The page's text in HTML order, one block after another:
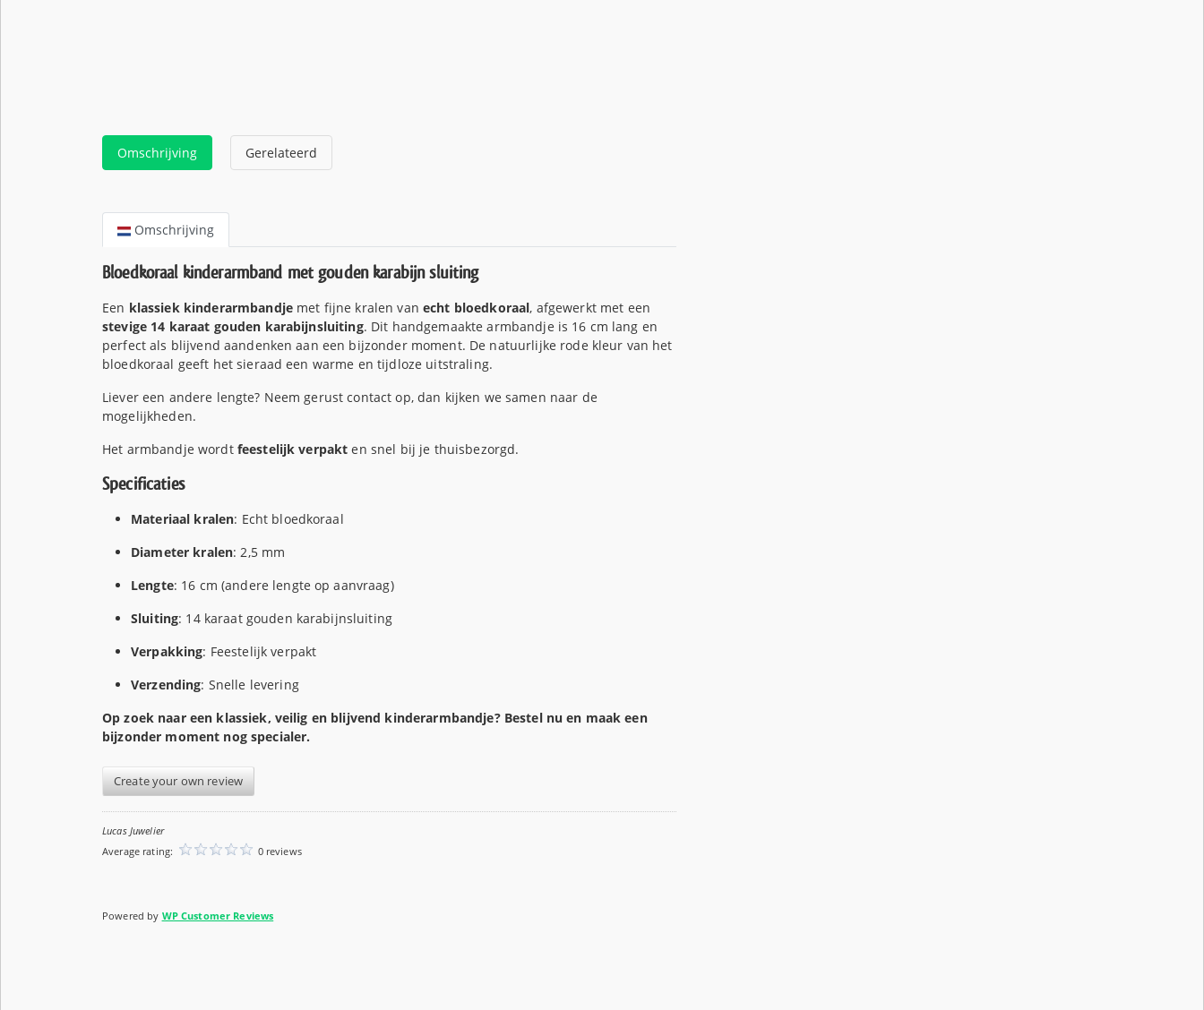
Omschrijving Gerelateerd
Omschrijving
Bloedkoraal kinderarmband met gouden karabijn sluiting
Een klassiek kinderarmbandjemet fijne kralen vanecht bloedkoraal, afgewerkt met een
stevige 14 karaat gouden karabijnsluiting. Dit handgemaakte armbandje is 16 cm lang en
perfect als blijvend aandenken aan een bijzonder moment. De natuurlijke rode kleur van het
bloedkoraal geeft het sieraad een warme en tijdloze uitstraling.
Liever een andere lengte? Neem gerust contact op, dan kijken we samen naar de
mogelijkheden.
Het armbandje wordt feestelijk verpakt en snel bij je thuisbezorgd.
Specificaties
Materiaal kralen: Echt bloedkoraal
Diameter kralen: 2,5 mm
Lengte: 16 cm (andere lengte op aanvraag)
Sluiting: 14 karaat gouden karabijnsluiting
Verpakking: Feestelijk verpakt
Verzending: Snelle levering
Op zoek naar een klassiek, veilig en blijvend kinderarmbandje? Bestel nu en maak een
bijzonder moment nog specialer.
Create your own review
Lucas Juwelier
Average rating:
0 reviews
Powered by WP Customer Reviews